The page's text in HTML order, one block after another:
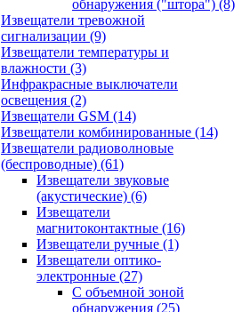
обнаружения ("штора") (8)
Извещатели тревожной
сигнализации (9)
Извещатели температуры и
влажности (3)
Инфракрасные выключатели
освещения (2)
Извещатели GSM (14)
Извещатели комбинированные (14)
Извещатели радиоволновые
(беспроводные) (61)
Извещатели звуковые
(акустические) (6)
Извещатели
магнитоконтактные (16)
Извещатели ручные (1)
Извещатели оптико-
электронные (27)
С объемной зоной
обнаружения (25)